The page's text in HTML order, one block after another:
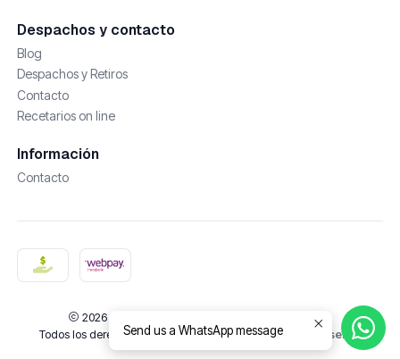
Despachos y contacto
Blog
Despachos y Retiros
Contacto
Recetarios on line
Información
Contacto
2026 De Castañas y Amores | Cosmética Natural.
Todos los derechos reservados.Desarrollado por Jumpseller.
Send us a WhatsApp message